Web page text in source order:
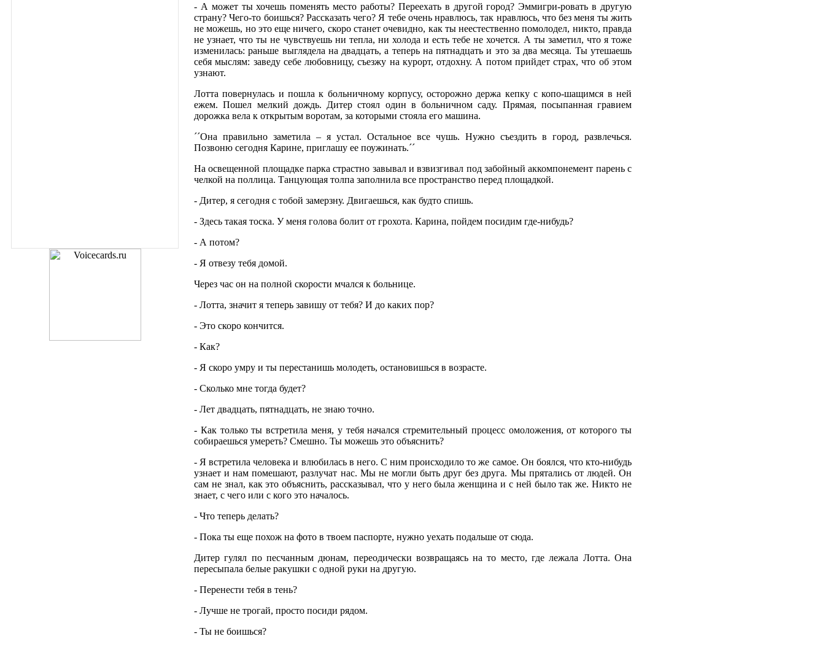
- А может ты хочешь поменять место работы? Переехать в другой город? Эммигри-ровать в другую
страну? Чего-то боишься? Рассказать чего? Я тебе очень нравлюсь, так нравлюсь, что без меня ты жить
не можешь, но это еще ничего, скоро станет очевидно, как ты неестественно помолодел, никто, правда
не узнает, что ты не чувствуешь ни тепла, ни холода и есть тебе не хочется. А ты заметил, что я тоже
изменилась: раньше выглядела на двадцать, а теперь на пятнадцать и это за два месяца. Ты утешаешь
себя мыслям: заведу себе любовницу, съезжу на курорт, отдохну. А потом прийдет страх, что об этом
узнают.
Лотта повернулась и пошла к больничному корпусу, осторожно держа кепку с копо-шащимся в ней
ежем. Пошел мелкий дождь. Дитер стоял один в больничном саду. Прямая, посыпанная гравием
дорожка вела к открытым воротам, за которыми стояла его машина.
´´Она правильно заметила – я устал. Остальное все чушь. Нужно съездить в город, развлечься.
Позвоню сегодня Карине, приглашу ее поужинать.´´
На освещенной площадке парка страстно завывал и взвизгивал под забойный аккомпонемент парень с
челкой на поллица. Танцующая толпа заполнила все пространство перед площадкой.
- Дитер, я сегодня с тобой замерзну. Двигаешься, как будто спишь.
- Здесь такая тоска. У меня голова болит от грохота. Карина, пойдем посидим где-нибудь?
- А потом?
- Я отвезу тебя домой.
Через час он на полной скорости мчался к больнице.
- Лотта, значит я теперь завишу от тебя? И до каких пор?
- Это скоро кончится.
- Как?
- Я скоро умру и ты перестанишь молодеть, остановишься в возрасте.
- Сколько мне тогда будет?
- Лет двадцать, пятнадцать, не знаю точно.
- Как только ты встретила меня, у тебя начался стремительный процесс омоложения, от которого ты
собираешься умереть? Смешно. Ты можешь это объяснить?
- Я встретила человека и влюбилась в него. С ним происходило то же самое. Он боялся, что кто-нибудь
узнает и нам помешают, разлучат нас. Мы не могли быть друг без друга. Мы прятались от людей. Он
сам не знал, как это объяснить, рассказывал, что у него была женщина и с ней было так же. Никто не
знает, с чего или с кого это началось.
- Что теперь делать?
- Пока ты еще похож на фото в твоем паспорте, нужно уехать подальше от сюда.
Дитер гулял по песчанным дюнам, переодически возвращаясь на то место, где лежала Лотта. Она
пересыпала белые ракушки с одной руки на другую.
- Перенести тебя в тень?
- Лучше не трогай, просто посиди рядом.
- Ты не боишься?